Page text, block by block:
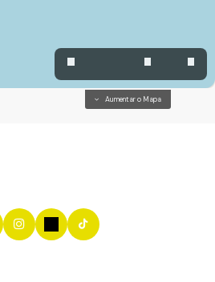
Aumentar o Mapa